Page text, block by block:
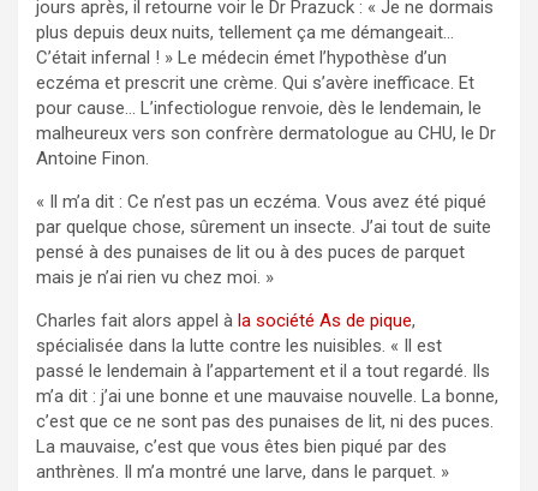
jours après, il retourne voir le Dr Prazuck : « Je ne dormais
plus depuis deux nuits, tellement ça me démangeait…
C’était infernal ! » Le médecin émet l’hypothèse d’un
eczéma et prescrit une crème. Qui s’avère inefficace. Et
pour cause… L’infectiologue renvoie, dès le lendemain, le
malheureux vers son confrère dermatologue au CHU, le Dr
Antoine Finon.
« Il m’a dit : Ce n’est pas un eczéma. Vous avez été piqué
par quelque chose, sûrement un insecte. J’ai tout de suite
pensé à des punaises de lit ou à des puces de parquet
mais je n’ai rien vu chez moi. »
Charles fait alors appel à la société As de pique,
spécialisée dans la lutte contre les nuisibles. « Il est
passé le lendemain à l’appartement et il a tout regardé. Ils
m’a dit : j’ai une bonne et une mauvaise nouvelle. La bonne,
c’est que ce ne sont pas des punaises de lit, ni des puces.
La mauvaise, c’est que vous êtes bien piqué par des
anthrènes. Il m’a montré une larve, dans le parquet. »